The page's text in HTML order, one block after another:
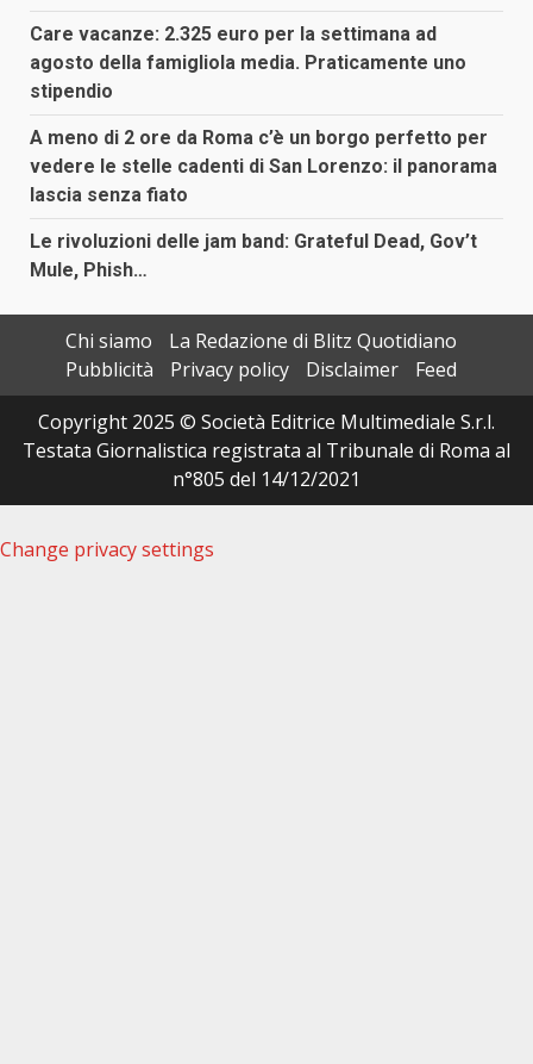
Care vacanze: 2.325 euro per la settimana ad
agosto della famigliola media. Praticamente uno
stipendio
A meno di 2 ore da Roma c’è un borgo perfetto per
vedere le stelle cadenti di San Lorenzo: il panorama
lascia senza fiato
Le rivoluzioni delle jam band: Grateful Dead, Gov’t
Mule, Phish…
Chi siamo
La Redazione di Blitz Quotidiano
Pubblicità
Privacy policy Disclaimer
Feed
Copyright 2025 © Società Editrice Multimediale S.r.l.
Testata Giornalistica registrata al Tribunale di Roma al
n°805 del 14/12/2021
Change privacy settings